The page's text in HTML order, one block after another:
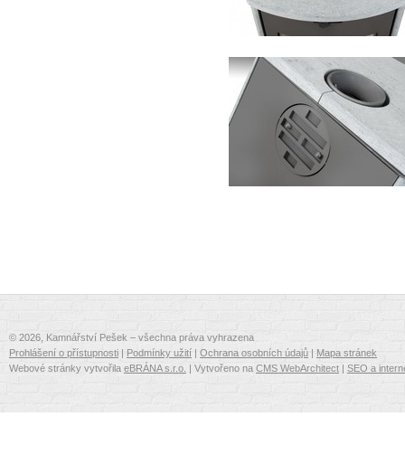
© 2026, Kamnářství Pešek – všechna práva vyhrazena
Prohlášení o přístupnosti | Podmínky užití | Ochrana osobních údajů | Mapa stránek
Webové stránky vytvořila eBRÁNA s.r.o. | Vytvořeno na CMS WebArchitect | SEO a